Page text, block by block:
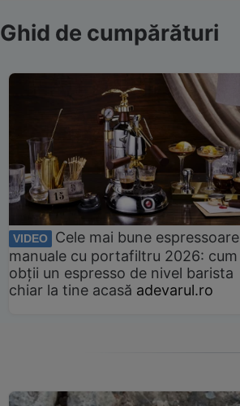
Ghid de cumpărături
VIDEO
Cele mai bune espressoare
manuale cu portafiltru 2026: cum
obții un espresso de nivel barista
chiar la tine acasă adevarul.ro